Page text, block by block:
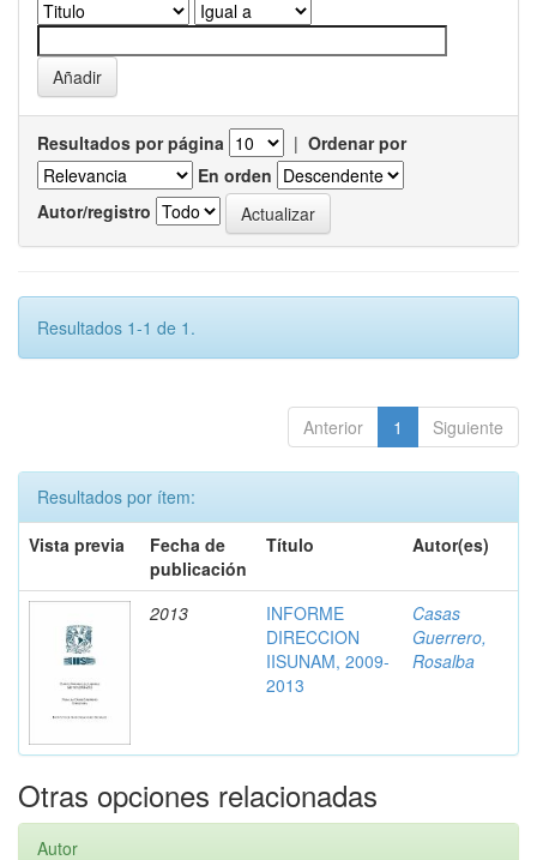
Resultados por página | Ordenar por
En orden
Autor/registro
Resultados 1-1 de 1.
Anterior 1 Siguiente
Resultados por ítem:
Vista previa
Fecha de
publicación
Título Autor(es)
2013
INFORME
DIRECCION
IISUNAM, 2009-
2013
Casas
Guerrero,
Rosalba
Otras opciones relacionadas
Autor